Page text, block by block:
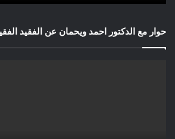
حوار مع الدكتور احمد ويحمان عن الفقيد